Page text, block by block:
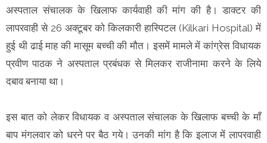
अस्पताल संचालक के खिलाफ कार्यवाही की मांग की है। डाक्टर की
लापरवाही से 26 अक्टूबर को किलकारी हास्पिटल (Kilkari Hospital) में
हुई थी ढाई माह की मासूम बच्ची की मौत। इसमें मामले में कांग्रेस विधायक
प्रवीण पाठक ने अस्पताल प्रबंधक से मिलकर राजीनामा करने के लिये
दबाव बनाया था।
इस बात को लेकर विधायक व अस्पताल संचालक के खिलाफ बच्ची के माँ
बाप मंगलवार को धरने पर बैठ गये। उनकी मांग है कि इलाज में लापरवाही